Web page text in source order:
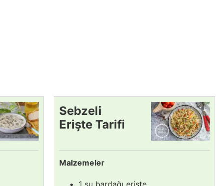
Sebzeli
Erişte Tarifi
Malzemeler
1 su bardağı erişte,